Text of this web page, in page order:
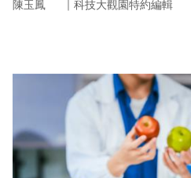
陳玉鳳 ｜ 科技大觀園特約編輯